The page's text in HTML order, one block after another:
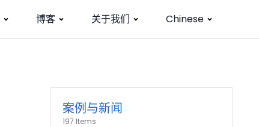
博客 关于我们 Chinese
案例与新闻
197 Items